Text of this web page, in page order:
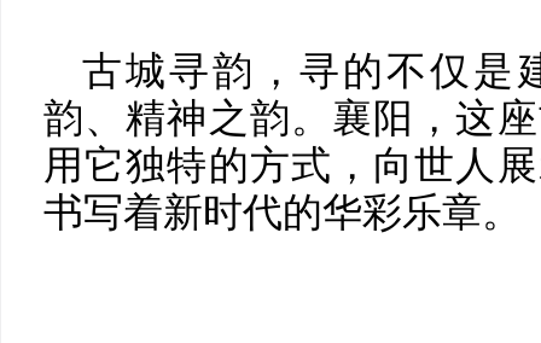
古城寻韵，寻的不仅是
韵、精神之韵。襄阳，这
用它独特的方式，向世人
书写着新时代的华彩乐章。